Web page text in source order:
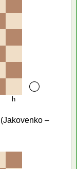
h
(Jakovenko –